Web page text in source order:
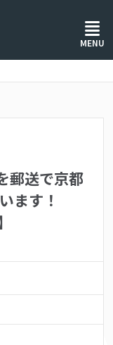
MENU
依頼のお客様でござい
郵送で京都
ます！